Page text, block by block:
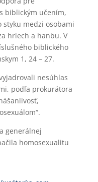
biblickým učením,
medzi osobami
hriech a hanbu. V
biblického
1, 24 – 27.
nesúhlas
podľa prokurátora
generálnej
homosexualitu